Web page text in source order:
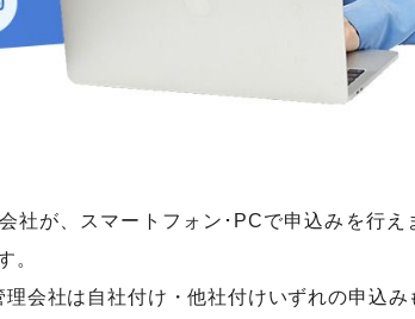
が、スマートフォン･PCで申込みを行え
。
会社は自社付け・他社付けいずれの申込み